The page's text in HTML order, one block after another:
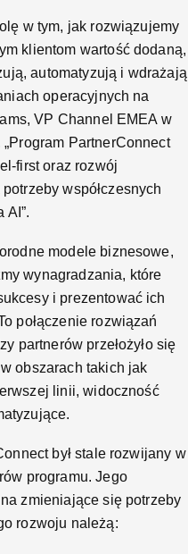
w tym, jak rozwiązujemy
klientom wartość dodaną,
automatyzują i wdrażają
operacyjnych na
VP Channel EMEA w
PartnerConnect
first oraz rozwój
współczesnych
AI”.
modele biznesowe,
wynagradzania, które
i prezentować ich
połączenie rozwiązań
partnerów przełożyło się
obszarach takich jak
linii, widoczność
był stale rozwijany w
programu. Jego
zmieniające się potrzeby
rozwoju należą: